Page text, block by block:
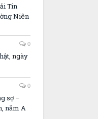
Tin
Niên
0
ngày
0
sợ –
năm A